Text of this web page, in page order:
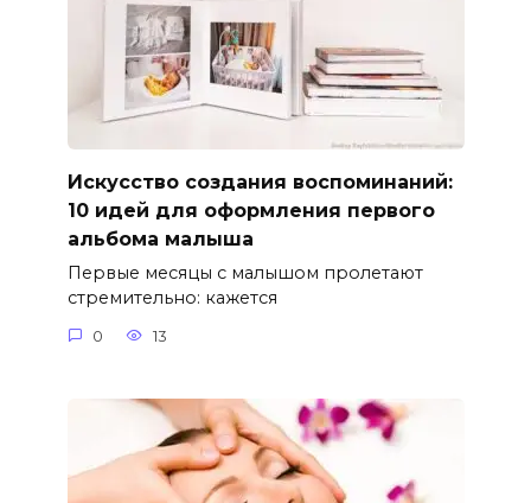
Искусство создания воспоминаний:
10 идей для оформления первого
альбома малыша
Первые месяцы с малышом пролетают
стремительно: кажется
0 13